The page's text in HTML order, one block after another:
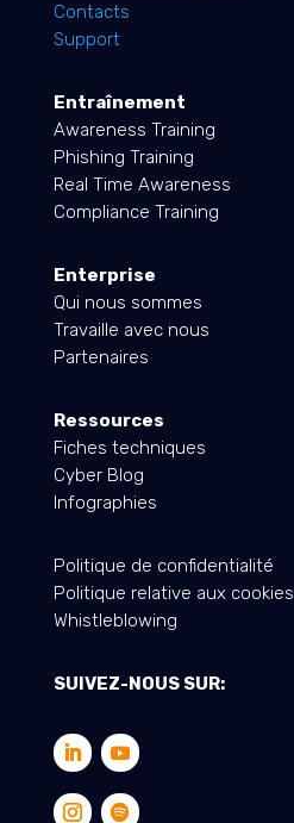
Contacts
Support
Entraînement
Awareness Training
Phishing Training
Real Time Awareness
Compliance Training
Enterprise
Qui nous sommes
Travaille avec nous
Partenaires
Ressources
Fiches techniques
Cyber Blog
Infographies
Politique de confidentialité
Politique relative aux cookies
Whistleblowing
SUIVEZ-NOUS SUR: